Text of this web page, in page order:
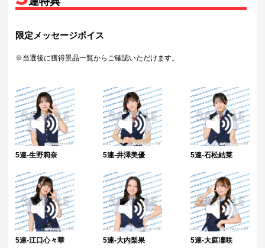
限定メッセージボイス
※当選後に獲得景品一覧からご確認いただけます。
5連-生野莉奈 5連-井澤美優 5連-石松結菜
5連-江口心々華 5連-大内梨果 5連-大庭凜咲